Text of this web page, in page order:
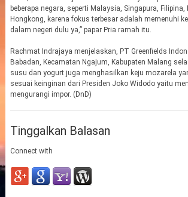
beberapa negara, seperti Malaysia, Singapura, Filipina,
Hongkong, karena fokus terbesar adalah memenuhi
dalam negeri dulu ya,” papar Pria ramah itu.
Rachmat Indrajaya menjelaskan, PT Greenfields
Babadan, Kecamatan Ngajum, Kabupaten Malang
susu dan yogurt juga menghasilkan keju mozarela
sesuai keinginan dari Presiden Joko Widodo yaitu
mengurangi impor. (DnD)
Tinggalkan Balasan
Connect with